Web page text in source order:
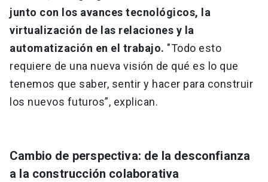
junto con los avances tecnológicos, la
virtualización de las relaciones y la
automatización en el trabajo. "Todo esto
requiere de una nueva visión de qué es lo que
tenemos que saber, sentir y hacer para construir
los nuevos futuros”, explican.
Cambio de perspectiva: de la desconfianza
a la construcción colaborativa